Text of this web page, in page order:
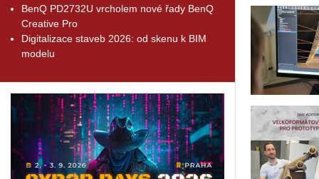
BenQ PD2732U vrcholem nové řady BenQ
Creative Pro
Digitalizace staveb 2026: od skenu k BIM
modelu